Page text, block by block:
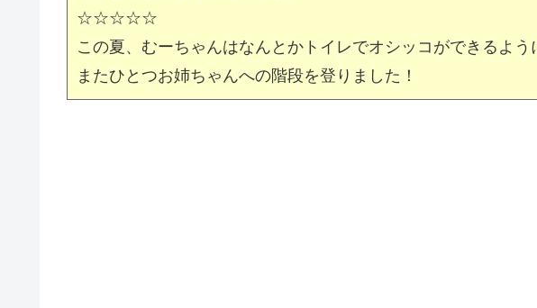
☆☆☆☆☆
この夏、むーちゃんはなんとかトイレでオシッコができるよう
またひとつお姉ちゃんへの階段を登りました！